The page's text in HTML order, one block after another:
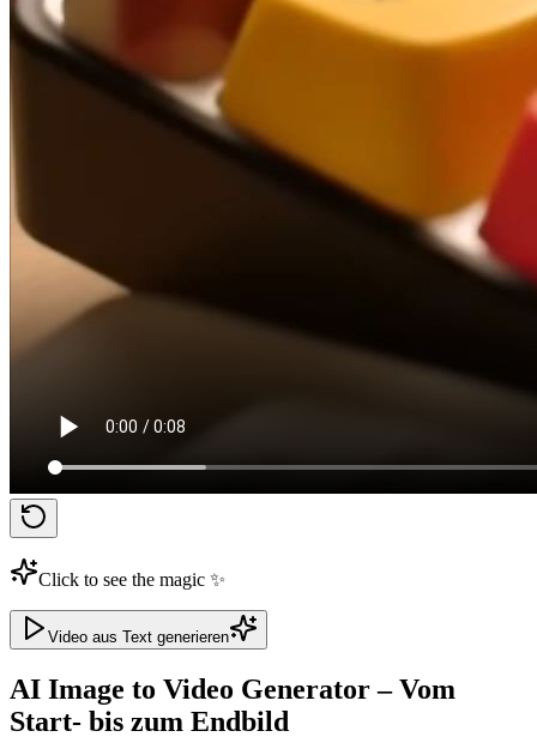
Click to see the magic ✨
Video aus Text generieren
AI Image to Video Generator – Vom
Start- bis zum Endbild